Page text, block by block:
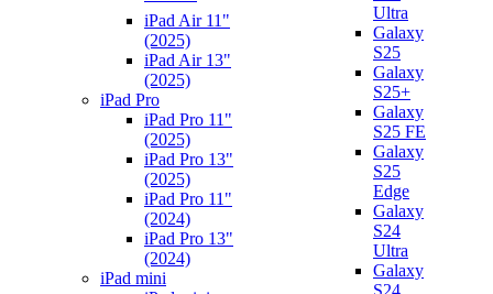
iPad Air 11"
(2025)
iPad Air 13"
(2025)
iPad Pro
iPad Pro 11"
(2025)
iPad Pro 13"
(2025)
iPad Pro 11"
(2024)
iPad Pro 13"
(2024)
iPad mini
Ultra
Galaxy
S25
Galaxy
S25+
Galaxy
S25 FE
Galaxy
S25
Edge
Galaxy
S24
Ultra
Galaxy
S24